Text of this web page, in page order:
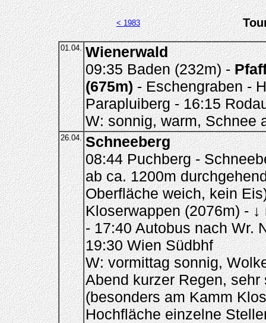
< 1983
01.04. Wienerwald
09:35 Baden (232m) -
(675m)- Eschengraben -
Parapluiberg - 16:15
W: sonnig, warm, Schnee
26.04. Schneeberg
08:44 Puchberg -
ab ca. 1200m
Oberfläche weich, kein
Kloserwappen (2076m) -
- 17:40 Autobus nach Wr.
19:30 Wien Südbhf
W: vormittag sonnig,
Abend kurzer Regen,
(besonders am Kamm
Hochfläche einzelne